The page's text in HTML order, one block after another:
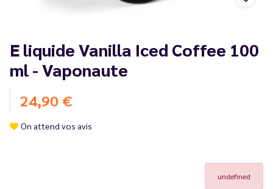
E liquide Vanilla Iced Coffee 100
ml - Vaponaute
24,90 €
On attend vos avis
undefined